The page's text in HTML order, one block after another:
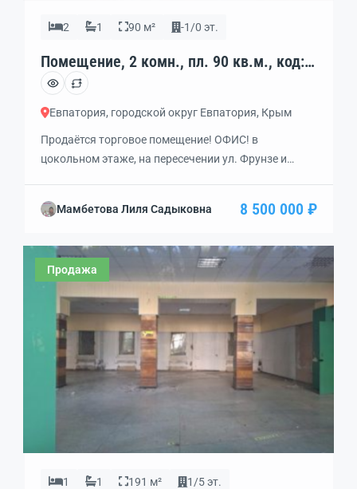
2 1 90 м² -1/0 эт.
Помещение, 2 комн., пл. 90 кв.м., код:
404558
Евпатория, городской округ Евпатория, Крым
Продаётся торговое помещение! ОФИС! в
цокольном этаже, на пересечении ул. Фрунзе и
отапливаться круглогодично, два входа, ПРОДАЖА
Мамбетова Лиля Садыковна 8 500 000 ₽
Продажа
1 1 191 м² 1/5 эт.